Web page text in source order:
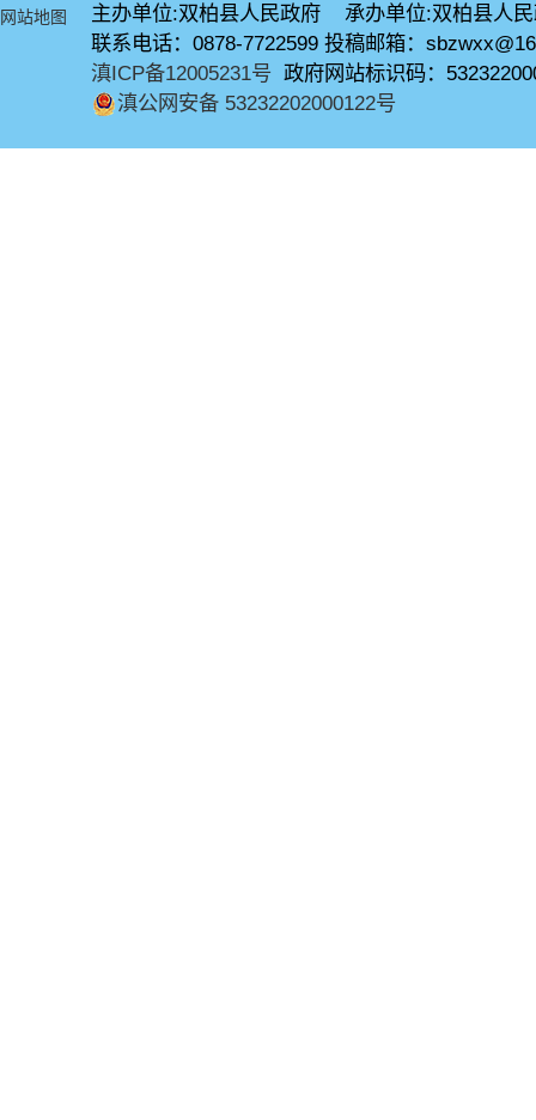
网站地图
主办单位:双柏县人民政府 承办单位:双柏县人
联系电话：0878-7722599 投稿邮箱：
滇ICP备12005231号 政府网站标识码：
滇公网安备 53232202000122号